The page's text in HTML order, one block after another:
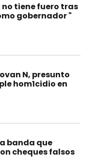
no tiene fuero tras
gobernador "
N, presunto
hom1cidio en
banda que
cheques falsos